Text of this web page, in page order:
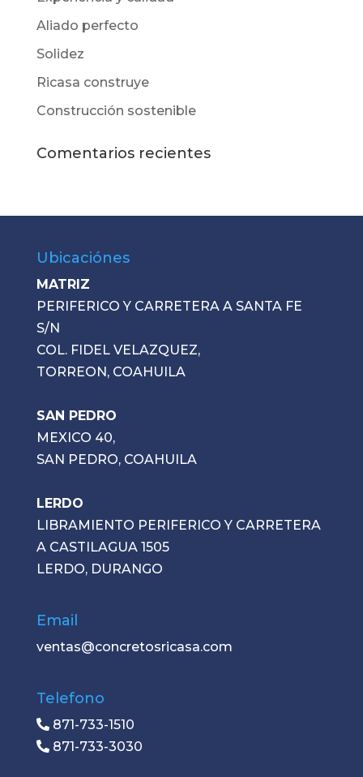
Aliado perfecto
Solidez
Ricasa construye
Construcción sostenible
Comentarios recientes
Ubicaciónes
MATRIZ
PERIFERICO Y CARRETERA A SANTA FE
S/N
COL. FIDEL VELAZQUEZ,
TORREON, COAHUILA
SAN PEDRO
MEXICO 40,
SAN PEDRO, COAHUILA
LERDO
LIBRAMIENTO PERIFERICO Y CARRETERA
A CASTILAGUA 1505
LERDO, DURANGO
Email
ventas@concretosricasa.com
Telefono
871-733-1510
871-733-3030